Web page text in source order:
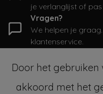
je verlanglijst of
Vragen?
We helpen je
klantenservice.
Informatie
Categorieën
Door het gebruiken
akkoord met het